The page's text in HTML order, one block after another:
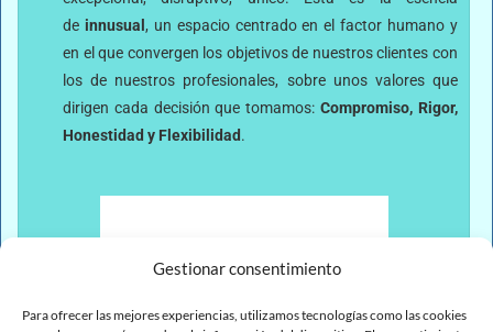
Gestionar consentimiento
Para ofrecer las mejores experiencias, utilizamos tecnologías como las cookies
de innusual , un espacio centrado en el factor humano y
en el que convergen los objetivos de nuestros clientes con
los de nuestros profesionales, sobre unos valores que
dirigen cada decisión que tomamos:Compromiso, Rigor,
Honestidad y Flexibilidad.